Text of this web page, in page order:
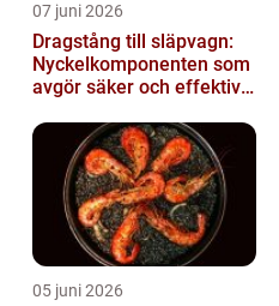
07 juni 2026
Dragstång till släpvagn:
Nyckelkomponenten som
avgör säker och effektiv
05 juni 2026